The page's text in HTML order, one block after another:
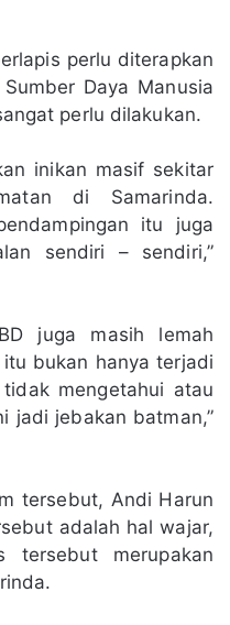
perlu diterapkan
Daya Manusia
perlu dilakukan.
inikan masif sekitar
di Samarinda.
itu juga
sendiri – sendiri,”
juga masih lemah
bukan hanya terjadi
mengetahui atau
jadi jebakan batman,”
tersebut, Andi Harun
adalah hal wajar,
tersebut merupakan